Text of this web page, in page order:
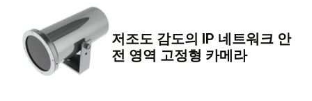
저조도 감도의 IP 네트워크 안
전 영역 고정형 카메라